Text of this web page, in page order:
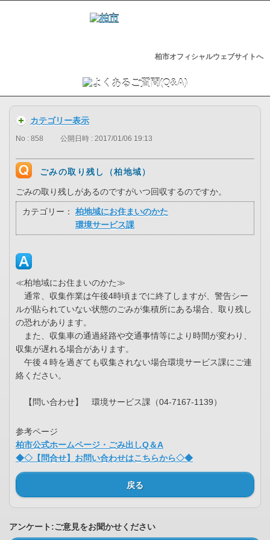
柏市オフィシャルウェブサイトへ
カテゴリー表示
No : 858 公開日時 : 2017/01/06 19:13
ごみの取り残し（柏地域）
ごみの取り残しがあるのですがいつ回収するのですか。
カテゴリー：
柏地域にお住まいのかた
環境サービス課
≪柏地域にお住まいのかた≫
通常、収集作業は午後4時頃までに終了しますが、警告シー
ルが貼られていない状態のごみが集積所にある場合、取り残し
の恐れがあります。
また、収集車の通過経路や交通事情等により時間が変わり、
収集が遅れる場合があります。
午後４時を過ぎても収集されない場合環境サービス課にご連
絡ください。
【問い合わせ】 環境サービス課（04-7167-1139）
参考ページ
柏市公式ホームページ・ごみ出しQ＆A
◆◇【問合せ】お問い合わせはこちらから◇◆
戻る
アンケート:ご意見をお聞かせください